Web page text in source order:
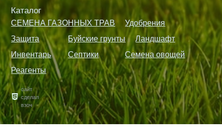
Каталог
СЕМЕНА ГАЗОННЫХ ТРАВ
Удобрения
Защита
Буйские грунты
Ландшафт
Инвентарь
Септики
Семена овощей
Реагенты
сайт
сделал
взоч